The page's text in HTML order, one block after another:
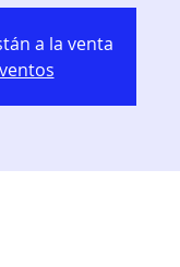
a la venta